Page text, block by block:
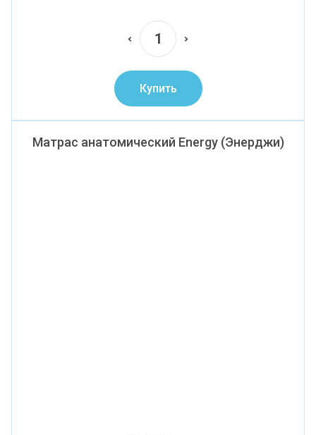
Купить
Матрас анатомический Energy (Энерджи)